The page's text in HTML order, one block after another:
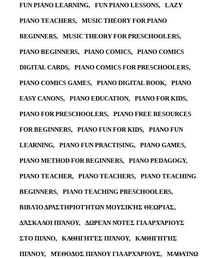
FUN PIANO LEARNING FUN PIANO LESSONS LAZY
PIANO TEACHERS MUSIC THEORY FOR PIANO
BEGINNERS MUSIC THEORY FOR PRESCHOOLERS
PIANO BEGINNERS PIANO COMICS PIANO COMICS
DIGITAL CARDS PIANO COMICS FOR PRESCHOOLERS
PIANO COMICS GAMES PIANO DIGITAL BOOK PIANO
EASY CANONS PIANO EDUCATION PIANO FOR KIDS
PIANO FOR PRESCHOOLERS PIANO FREE RESOURCES
FOR BEGINNERS PIANO FUN FOR KIDS PIANO FUN
LEARNING PIANO FUN PRACTISING PIANO GAMES
PIANO METHOD FOR BEGINNERS PIANO PEDAGOGY
PIANO TEACHER PIANO TEACHERS PIANO TEACHING
BEGINNERS PIANO TEACHING PRESCHOOLERS
ΒΙΒΛΊΟ ΔΡΑΣΤΗΡΙΟΤΉΤΩΝ ΜΟΥΣΙΚΉΣ ΘΕΩΡΊΑΣ
ΔΆΣΚΑΛΟΙ ΠΙΆΝΟΥ ΔΩΡΕΆΝ ΝΌΤΕΣ ΓΙΑ ΑΡΧΆΡΙΟΥΣ
ΣΤΟ ΠΙΆΝΟ ΚΑΘΗΓΗΤΈΣ ΠΙΆΝΟΥ ΚΑΘΗΓΗΤΉΣ
ΠΙΆΝΟΥ ΜΈΘΟΔΟΣ ΠΙΆΝΟΥ ΓΙΑ ΑΡΧΆΡΙΟΥΣ ΜΑΘΑΊΝΩ